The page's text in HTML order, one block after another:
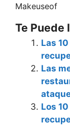
Makeuseof
Te Puede
Las
Las
Los